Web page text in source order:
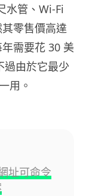
水管、Wi-Fi
零售價高達
需要花 30 美
過由於它最少
用。
址可命令